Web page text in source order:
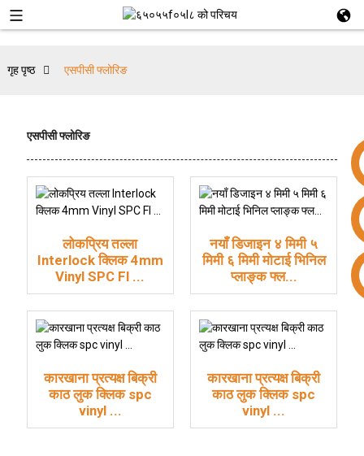
+८६ १५९५३२४०३३७
गृह पृष्ठ एसपीसी फ्लोरिङ
एसपीसी फ्लोरिङ
लोकप्रिय तल्ला
Interlock क्लिक 4mm
Vinyl SPC Fl ...
नयाँ डिजाइन ४ मिमी ५
मिमी ६ मिमी मोटाई भिनिल
प्लाङ्क फ्ल...
कारखाना प्रत्यक्ष बिक्री
काठ लुक क्लिक spc
vinyl ...
कारखाना प्रत्यक्ष बिक्री
काठ लुक क्लिक spc
vinyl ...